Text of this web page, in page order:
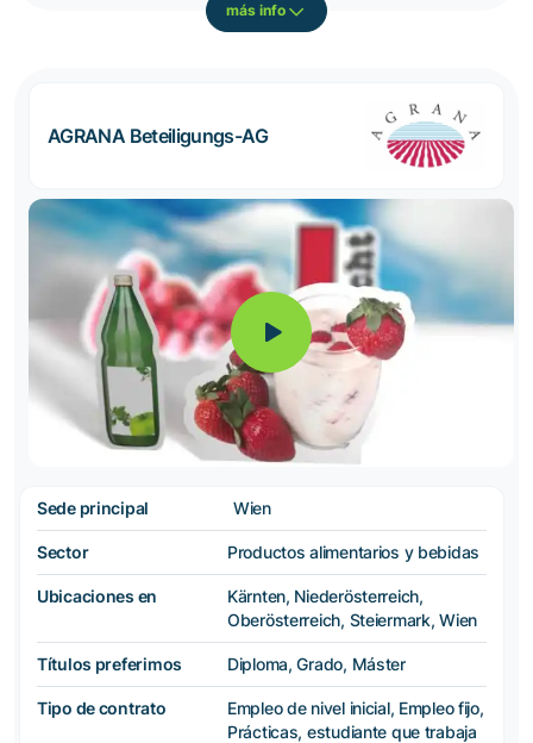
más info
AGRANA Beteiligungs-AG
Sede principal Wien
Sector Productos alimentarios y bebidas
Ubicaciones en
Kärnten, Niederösterreich,
Oberösterreich, Steiermark, Wien
Títulos preferimos Diploma, Grado, Máster
Tipo de contrato
Empleo de nivel inicial, Empleo fijo,
Prácticas, estudiante que trabaja